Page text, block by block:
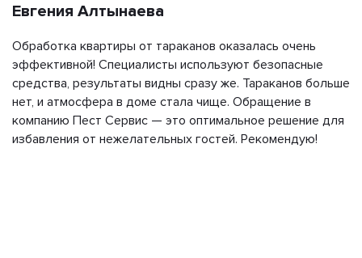
Евгения Алтынаева
Обработка квартиры от тараканов оказалась очень
эффективной! Специалисты используют безопасные
средства, результаты видны сразу же. Тараканов больше
нет, и атмосфера в доме стала чище. Обращение в
компанию Пест Сервис — это оптимальное решение для
избавления от нежелательных гостей. Рекомендую!